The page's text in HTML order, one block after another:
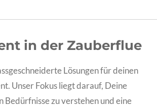
in der Zauberflue
Lösungen für deinen
Unser Fokus liegt darauf, Deine
Bedürfnisse zu verstehen und eine